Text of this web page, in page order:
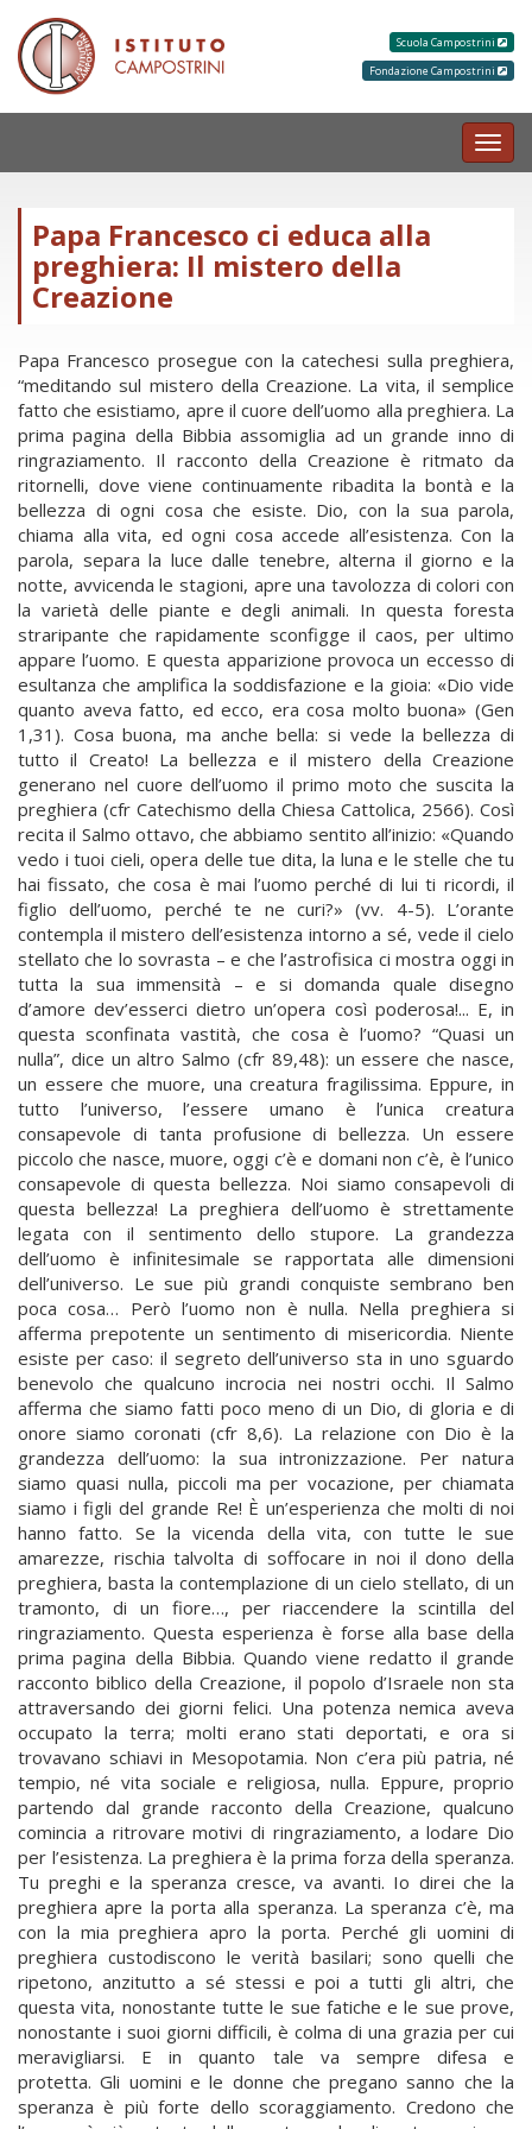
Scuola Campostrini
Fondazione Campostrini
Papa Francesco ci educa alla
preghiera: Il mistero della
Creazione
Papa Francesco prosegue con la catechesi sulla preghiera,
“meditando sul mistero della Creazione. La vita, il semplice
fatto che esistiamo, apre il cuore dell’uomo alla preghiera. La
prima pagina della Bibbia assomiglia ad un grande inno di
ringraziamento. Il racconto della Creazione è ritmato da
ritornelli, dove viene continuamente ribadita la bontà e la
bellezza di ogni cosa che esiste. Dio, con la sua parola,
chiama alla vita, ed ogni cosa accede all’esistenza. Con la
parola, separa la luce dalle tenebre, alterna il giorno e la
notte, avvicenda le stagioni, apre una tavolozza di colori con
la varietà delle piante e degli animali. In questa foresta
straripante che rapidamente sconfigge il caos, per ultimo
appare l’uomo. E questa apparizione provoca un eccesso di
esultanza che amplifica la soddisfazione e la gioia: «Dio vide
quanto aveva fatto, ed ecco, era cosa molto buona» (Gen
1,31). Cosa buona, ma anche bella: si vede la bellezza di
tutto il Creato! La bellezza e il mistero della Creazione
generano nel cuore dell’uomo il primo moto che suscita la
preghiera (cfr Catechismo della Chiesa Cattolica, 2566). Così
recita il Salmo ottavo, che abbiamo sentito all’inizio: «Quando
vedo i tuoi cieli, opera delle tue dita, la luna e le stelle che tu
hai fissato, che cosa è mai l’uomo perché di lui ti ricordi, il
figlio dell’uomo, perché te ne curi?» (vv. 4-5). L’orante
contempla il mistero dell’esistenza intorno a sé, vede il cielo
stellato che lo sovrasta – e che l’astrofisica ci mostra oggi in
tutta la sua immensità – e si domanda quale disegno
d’amore dev’esserci dietro un’opera così poderosa!... E, in
questa sconfinata vastità, che cosa è l’uomo? “Quasi un
nulla”, dice un altro Salmo (cfr 89,48): un essere che nasce,
un essere che muore, una creatura fragilissima. Eppure, in
tutto l’universo, l’essere umano è l’unica creatura
consapevole di tanta profusione di bellezza. Un essere
piccolo che nasce, muore, oggi c’è e domani non c’è, è l’unico
consapevole di questa bellezza. Noi siamo consapevoli di
questa bellezza! La preghiera dell’uomo è strettamente
legata con il sentimento dello stupore. La grandezza
dell’uomo è infinitesimale se rapportata alle dimensioni
dell’universo. Le sue più grandi conquiste sembrano ben
poca cosa… Però l’uomo non è nulla. Nella preghiera si
afferma prepotente un sentimento di misericordia. Niente
esiste per caso: il segreto dell’universo sta in uno sguardo
benevolo che qualcuno incrocia nei nostri occhi. Il Salmo
afferma che siamo fatti poco meno di un Dio, di gloria e di
onore siamo coronati (cfr 8,6). La relazione con Dio è la
grandezza dell’uomo: la sua intronizzazione. Per natura
siamo quasi nulla, piccoli ma per vocazione, per chiamata
siamo i figli del grande Re! È un’esperienza che molti di noi
hanno fatto. Se la vicenda della vita, con tutte le sue
amarezze, rischia talvolta di soffocare in noi il dono della
preghiera, basta la contemplazione di un cielo stellato, di un
tramonto, di un fiore…, per riaccendere la scintilla del
ringraziamento. Questa esperienza è forse alla base della
prima pagina della Bibbia. Quando viene redatto il grande
racconto biblico della Creazione, il popolo d’Israele non sta
attraversando dei giorni felici. Una potenza nemica aveva
occupato la terra; molti erano stati deportati, e ora si
trovavano schiavi in Mesopotamia. Non c’era più patria, né
tempio, né vita sociale e religiosa, nulla. Eppure, proprio
partendo dal grande racconto della Creazione, qualcuno
comincia a ritrovare motivi di ringraziamento, a lodare Dio
per l’esistenza. La preghiera è la prima forza della speranza.
Tu preghi e la speranza cresce, va avanti. Io direi che la
preghiera apre la porta alla speranza. La speranza c’è, ma
con la mia preghiera apro la porta. Perché gli uomini di
preghiera custodiscono le verità basilari; sono quelli che
ripetono, anzitutto a sé stessi e poi a tutti gli altri, che
questa vita, nonostante tutte le sue fatiche e le sue prove,
nonostante i suoi giorni difficili, è colma di una grazia per cui
meravigliarsi. E in quanto tale va sempre difesa e
protetta. Gli uomini e le donne che pregano sanno che la
speranza è più forte dello scoraggiamento. Credono che